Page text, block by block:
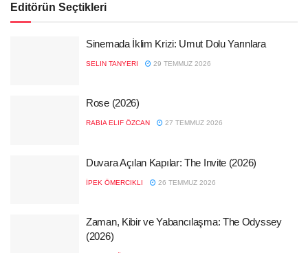
Editörün Seçtikleri
Sinemada İklim Krizi: Umut Dolu Yarınlara
SELIN TANYERI 29 TEMMUZ 2026
Rose (2026)
RABIA ELIF ÖZCAN 27 TEMMUZ 2026
Duvara Açılan Kapılar: The Invite (2026)
İPEK ÖMERCIKLI 26 TEMMUZ 2026
Zaman, Kibir ve Yabancılaşma: The Odyssey
(2026)